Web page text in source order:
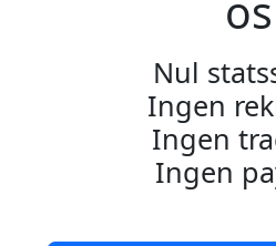
Nul
Ingen
Ingen
Ingen